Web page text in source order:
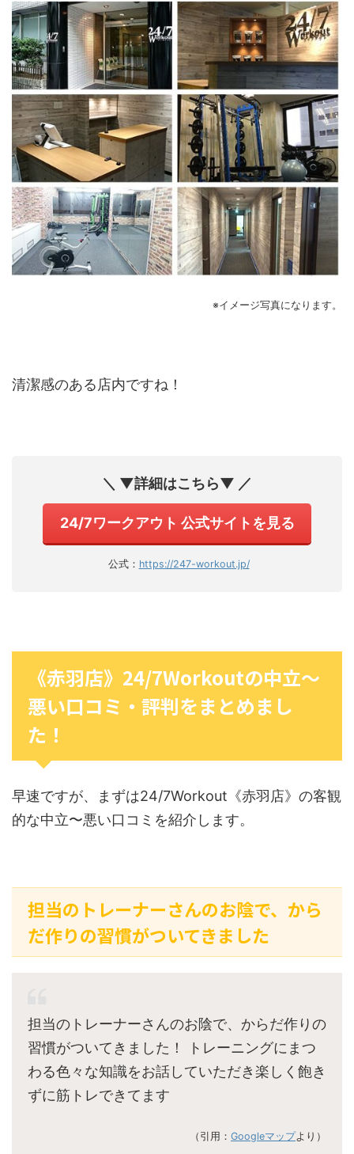
※イメージ写真になります。
清潔感のある店内ですね！
＼ ▼詳細はこちら▼ ／
24/7ワークアウト 公式サイトを見る
公式： https://247-workout.jp/
《赤羽店》24/7Workoutの中立〜
悪い口コミ・評判をまとめまし
た！
早速ですが、まずは24/7Workout《赤羽店》の客観
的な中立〜悪い口コミを紹介します。
担当のトレーナーさんのお陰で、から
だ作りの習慣がついてきました
担当のトレーナーさんのお陰で、からだ作りの
習慣がついてきました！ トレーニングにまつ
わる色々な知識をお話していただき楽しく飽き
ずに筋トレできてます
（引用： Googleマップより）